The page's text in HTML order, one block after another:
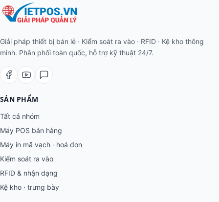
Giải pháp thiết bị bán lẻ · Kiểm soát ra vào · RFID · Kệ kho thông
minh. Phân phối toàn quốc, hỗ trợ kỹ thuật 24/7.
SẢN PHẨM
Tất cả nhóm
Máy POS bán hàng
Máy in mã vạch · hoá đơn
Kiểm soát ra vào
RFID & nhận dạng
Kệ kho · trưng bày